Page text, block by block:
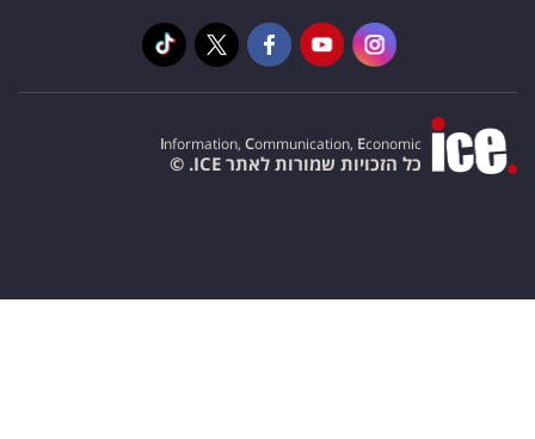
Information, Communication, Economic
כל הזכויות שמורות לאתר ICE. ©